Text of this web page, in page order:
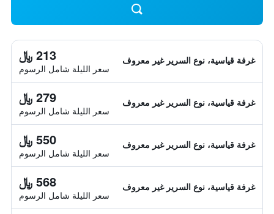
غرفة قياسية، نوع السرير غير معروف 213 ﷼
سعر الليلة شامل الرسوم
غرفة قياسية، نوع السرير غير معروف 279 ﷼
سعر الليلة شامل الرسوم
غرفة قياسية، نوع السرير غير معروف 550 ﷼
سعر الليلة شامل الرسوم
غرفة قياسية، نوع السرير غير معروف 568 ﷼
سعر الليلة شامل الرسوم